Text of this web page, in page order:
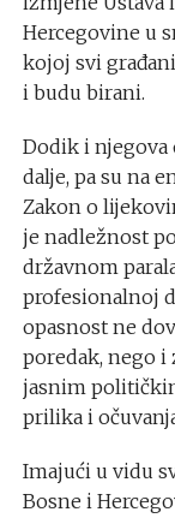
Hercegovine u
kojoj svi
i budu birani.
Dodik i njegova
dalje, pa su na
Zakon o
je nadležnost
državnom
profesionalnoj
opasnost ne
poredak, nego i
jasnim
prilika i
Imajući u vidu
Bosne i